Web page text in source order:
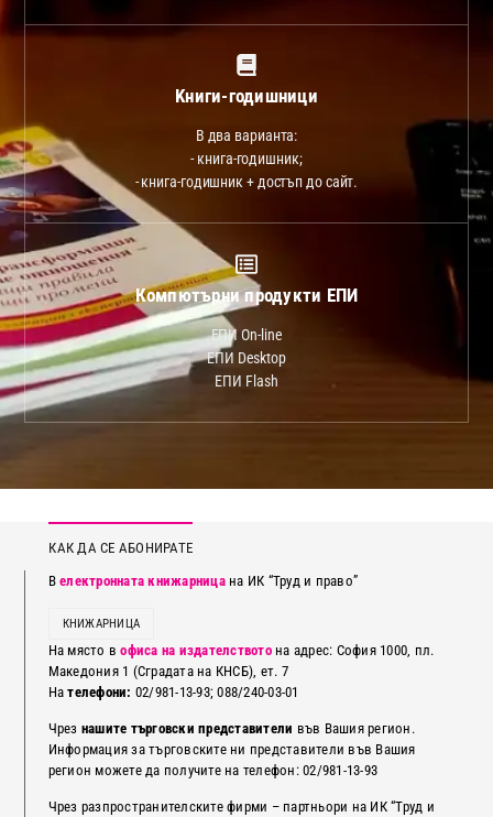
Kниги-годишници
В два варианта:
- книга-годишник;
- книга-годишник + достъп до сайт.
Компютърни продукти ЕПИ
ЕПИ On-line
ЕПИ Desktop
ЕПИ Flash
КАК ДА СЕ АБОНИРАТЕ
Велектронната книжарницана ИК “Труд и право”
КНИЖАРНИЦА
На място вофиса на издателствотона адрес: София 1000, пл.
Македония 1 (Сградата на КНСБ), ет. 7
Нателефони: 02/981-13-93; 088/240-03-01
Чрез нашите търговски представители във Вашия регион.
Информация за търговските ни представители във Вашия
регион можете да получите на телефон: 02/981-13-93
Чрез разпространителските фирми – партньори на ИК “Труд и